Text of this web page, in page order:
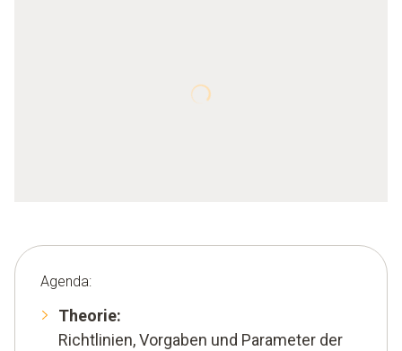
Agenda:
Theorie:
Richtlinien, Vorgaben und Parameter der